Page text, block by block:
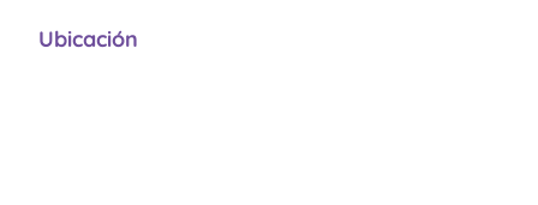
Ubicación